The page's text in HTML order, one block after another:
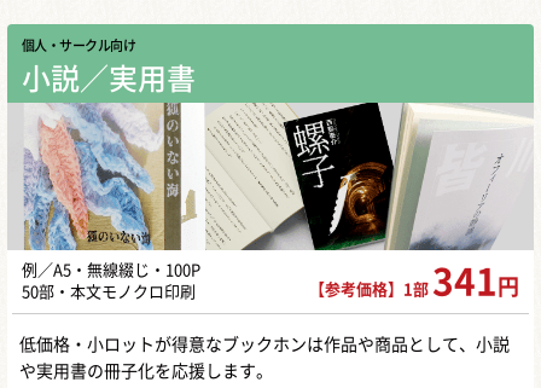
個人・サークル向け
小説／実用書
例／A5・無線綴じ・100P
50部・本文モノクロ印刷
【参考価格】1部 341 円
低価格・小ロットが得意なブックホンは作品や商品として、小説
や実用書の冊子化を応援します。